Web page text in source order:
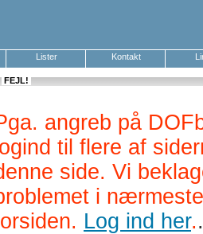
Lister Kontakt
FEJL!
angreb på
logind til flere af
side. Vi
i
Log ind her..